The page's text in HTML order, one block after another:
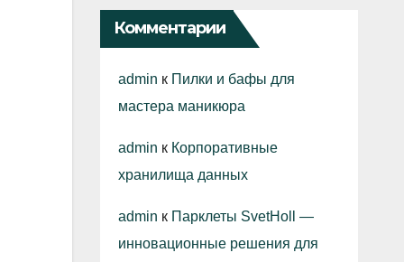
Комментарии
admin к Пилки и бафы для
мастера маникюра
admin к Корпоративные
хранилища данных
admin к Парклеты SvetHoll —
инновационные решения для